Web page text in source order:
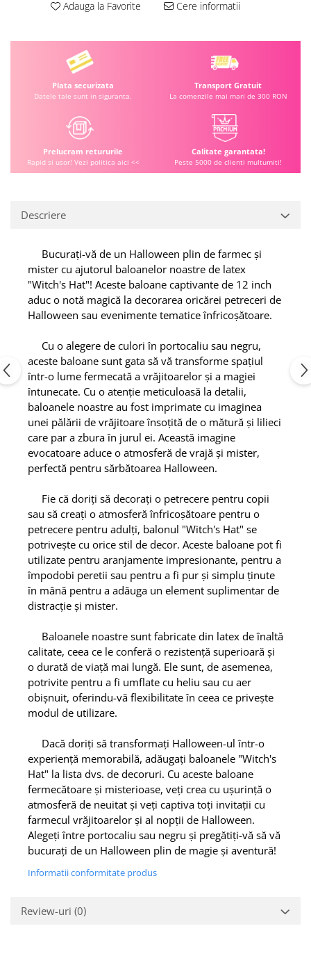
Adauga la Favorite Cere informatii
Plata securizata
Datele tale sunt in siguranta.
Transport Gratuit
La comenzile mai mari de 300 RON
Prelucram retururile
Rapid si usor! Vezi politica aici <<
Calitate garantata!
Peste 5000 de clienti multumiti!
Descriere
Bucurați-vă de un Halloween plin de farmec și
mister cu ajutorul baloanelor noastre de latex
"Witch's Hat"! Aceste baloane captivante de 12 inch
aduc o notă magică la decorarea oricărei petreceri de
Halloween sau evenimente tematice înfricoșătoare.
Cu o alegere de culori în portocaliu sau negru,
aceste baloane sunt gata să vă transforme spațiul
într-o lume fermecată a vrăjitoarelor și a magiei
întunecate. Cu o atenție meticuloasă la detalii,
baloanele noastre au fost imprimate cu imaginea
unei pălării de vrăjitoare însoțită de o mătură și lilieci
care par a zbura în jurul ei. Această imagine
evocatoare aduce o atmosferă de vrajă și mister,
perfectă pentru sărbătoarea Halloween.
Fie că doriți să decorați o petrecere pentru copii
sau să creați o atmosferă înfricoșătoare pentru o
petrecere pentru adulți, balonul "Witch's Hat" se
potrivește cu orice stil de decor. Aceste baloane pot fi
utilizate pentru aranjamente impresionante, pentru a
împodobi peretii sau pentru a fi pur și simplu ținute
în mână pentru a adăuga un element suplimentar de
distracție și mister.
Baloanele noastre sunt fabricate din latex de înaltă
calitate, ceea ce le conferă o rezistență superioară și
o durată de viață mai lungă. Ele sunt, de asemenea,
potrivite pentru a fi umflate cu heliu sau cu aer
obișnuit, oferindu-vă flexibilitate în ceea ce privește
modul de utilizare.
Dacă doriți să transformați Halloween-ul într-o
experiență memorabilă, adăugați baloanele "Witch's
Hat" la lista dvs. de decoruri. Cu aceste baloane
fermecătoare și misterioase, veți crea cu ușurință o
atmosferă de neuitat și veți captiva toți invitații cu
farmecul vrăjitoarelor și al nopții de Halloween.
Alegeți între portocaliu sau negru și pregătiți-vă să vă
bucurați de un Halloween plin de magie și aventură!
Informatii conformitate produs
Review-uri (0)